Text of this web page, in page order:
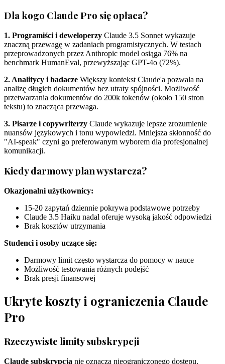
Dla kogo Claude Pro się opłaca?
1. Programiści i deweloperzy Claude 3.5 Sonnet wykazuje
znaczną przewagę w zadaniach programistycznych. W testach
przeprowadzonych przez Anthropic model osiąga 76% na
benchmark HumanEval, przewyższając GPT-4o (72%).
2. Analitycy i badacze Większy kontekst Claude'a pozwala na
analizę długich dokumentów bez utraty spójności. Możliwość
przetwarzania dokumentów do 200k tokenów (około 150 stron
tekstu) to znacząca przewaga.
3. Pisarze i copywriterzy Claude wykazuje lepsze zrozumienie
nuansów językowych i tonu wypowiedzi. Mniejsza skłonność do
"AI-speak" czyni go preferowanym wyborem dla profesjonalnej
komunikacji.
Kiedy darmowy plan wystarcza?
Okazjonalni użytkownicy:
15-20 zapytań dziennie pokrywa podstawowe potrzeby
Claude 3.5 Haiku nadal oferuje wysoką jakość odpowiedzi
Brak kosztów utrzymania
Studenci i osoby uczące się:
Darmowy limit często wystarcza do pomocy w nauce
Możliwość testowania różnych podejść
Brak presji finansowej
Ukryte koszty i ograniczenia Claude
Pro
Rzeczywiste limity subskrypcji
Claude subskrypcja nie oznacza nieograniczonego dostępu.